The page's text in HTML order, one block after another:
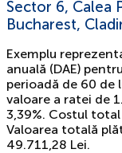
Sector 6, Calea
Bucharest,
Exemplu
anuală (DAE)
perioadă de 60 de
valoare a ratei de
3,39%. Costul
Valoarea totală
49.711,28 Lei.